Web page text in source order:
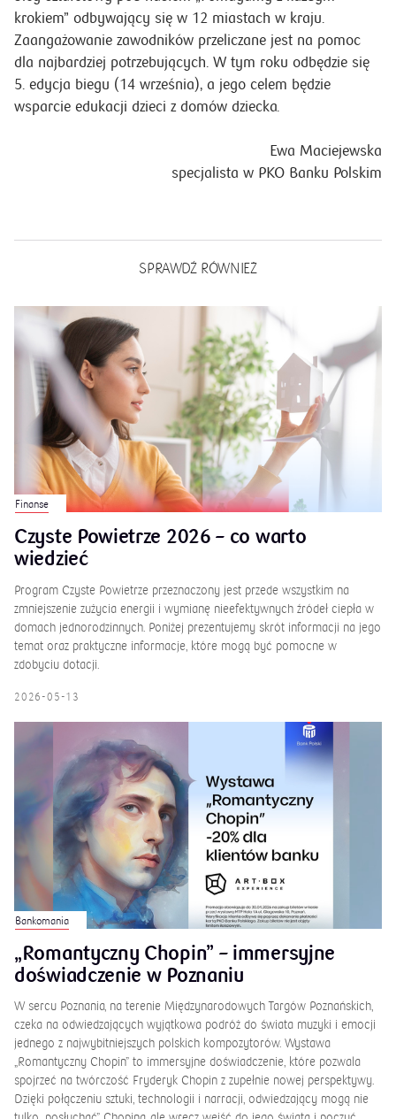
krokiem” odbywający się w 12 miastach w kraju.
Zaangażowanie zawodników przeliczane jest na pomoc
dla najbardziej potrzebujących. W tym roku odbędzie się
5. edycja biegu (14 września), a jego celem będzie
wsparcie edukacji dzieci z domów dziecka.
Ewa Maciejewska
specjalista w PKO Banku Polskim
SPRAWDŹ RÓWNIEŻ
Finanse
Czyste Powietrze 2026 – co warto
wiedzieć
Program Czyste Powietrze przeznaczony jest przede wszystkim na
zmniejszenie zużycia energii i wymianę nieefektywnych źródeł ciepła w
domach jednorodzinnych. Poniżej prezentujemy skrót informacji na jego
temat oraz praktyczne informacje, które mogą być pomocne w
zdobyciu dotacji.
2026-05-13
Bankomania
„Romantyczny Chopin” – immersyjne
doświadczenie w Poznaniu
W sercu Poznania, na terenie Międzynarodowych Targów Poznańskich,
czeka na odwiedzających wyjątkowa podróż do świata muzyki i emocji
jednego z najwybitniejszych polskich kompozytorów. Wystawa
„Romantyczny Chopin” to immersyjne doświadczenie, które pozwala
spojrzeć na twórczość Fryderyk Chopin z zupełnie nowej perspektywy.
Dzięki połączeniu sztuki, technologii i narracji, odwiedzający mogą nie